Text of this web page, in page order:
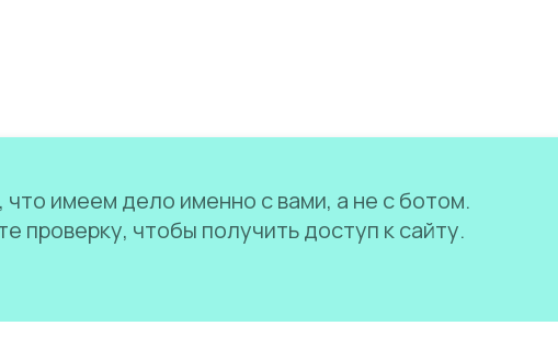
имеем дело именно с вами, а не с ботом.
проверку, чтобы получить доступ к сайту.